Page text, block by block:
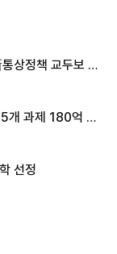
상정책 교두보 활
개 과제 180억 지
선정